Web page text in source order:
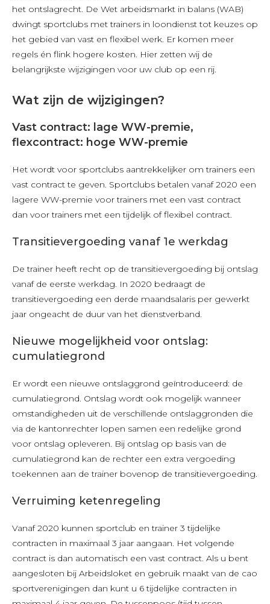
het ontslagrecht. De Wet arbeidsmarkt in balans (WAB)
dwingt sportclubs met trainers in loondienst tot keuzes op
het gebied van vast en flexibel werk. Er komen meer
regels én flink hogere kosten. Hier zetten wij de
belangrijkste wijzigingen voor uw club op een rij.
Wat zijn de wijzigingen?
Vast contract: lage WW-premie,
flexcontract: hoge WW-premie
Het wordt voor sportclubs aantrekkelijker om trainers een
vast contract te geven. Sportclubs betalen vanaf 2020 een
lagere WW-premie voor trainers met een vast contract
dan voor trainers met een tijdelijk of flexibel contract.
Transitievergoeding vanaf 1e werkdag
De trainer heeft recht op de transitievergoeding bij ontslag
vanaf de eerste werkdag. In 2020 bedraagt de
transitievergoeding een derde maandsalaris per gewerkt
jaar ongeacht de duur van het dienstverband.
Nieuwe mogelijkheid voor ontslag:
cumulatiegrond
Er wordt een nieuwe ontslaggrond geïntroduceerd: de
cumulatiegrond. Ontslag wordt ook mogelijk wanneer
omstandigheden uit de verschillende ontslaggronden die
via de kantonrechter lopen samen een redelijke grond
voor ontslag opleveren. Bij ontslag op basis van de
cumulatiegrond kan de rechter een extra vergoeding
toekennen aan de trainer bovenop de transitievergoeding.
Verruiming ketenregeling
Vanaf 2020 kunnen sportclub en trainer 3 tijdelijke
contracten in maximaal 3 jaar aangaan. Het volgende
contract is dan automatisch een vast contract. Als u bent
aangesloten bij Arbeidsloket en gebruik maakt van de cao
sportverenigingen dan kunt u 6 tijdelijke contracten in